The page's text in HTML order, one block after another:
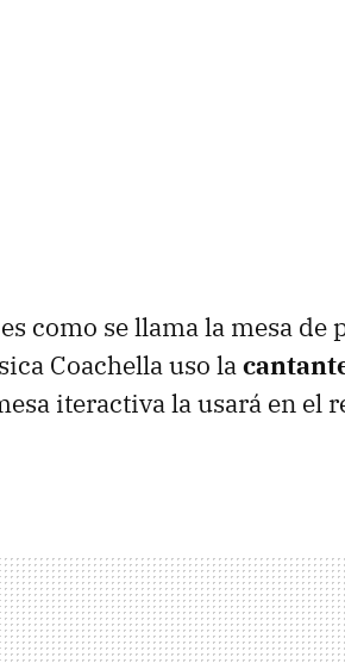
como se llama la mesa
Coachella uso la
iteractiva la usará en el